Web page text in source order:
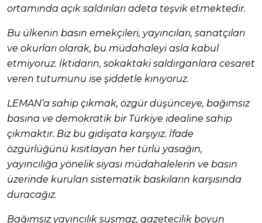
ortamında açık saldırıları adeta teşvik etmektedir.
Bu ülkenin basın emekçileri, yayıncıları, sanatçıları
ve okurları olarak, bu müdahaleyi asla kabul
etmiyoruz. İktidarın, sokaktaki saldırganlara cesaret
veren tutumunu ise şiddetle kınıyoruz.
LEMAN’a sahip çıkmak, özgür düşünceye, bağımsız
basına ve demokratik bir Türkiye idealine sahip
çıkmaktır. Biz bu gidişata karşıyız. İfade
özgürlüğünü kısıtlayan her türlü yasağın,
yayıncılığa yönelik siyasi müdahalelerin ve basın
üzerinde kurulan sistematik baskıların karşısında
duracağız.
Bağımsız yayıncılık susmaz, gazetecilik boyun